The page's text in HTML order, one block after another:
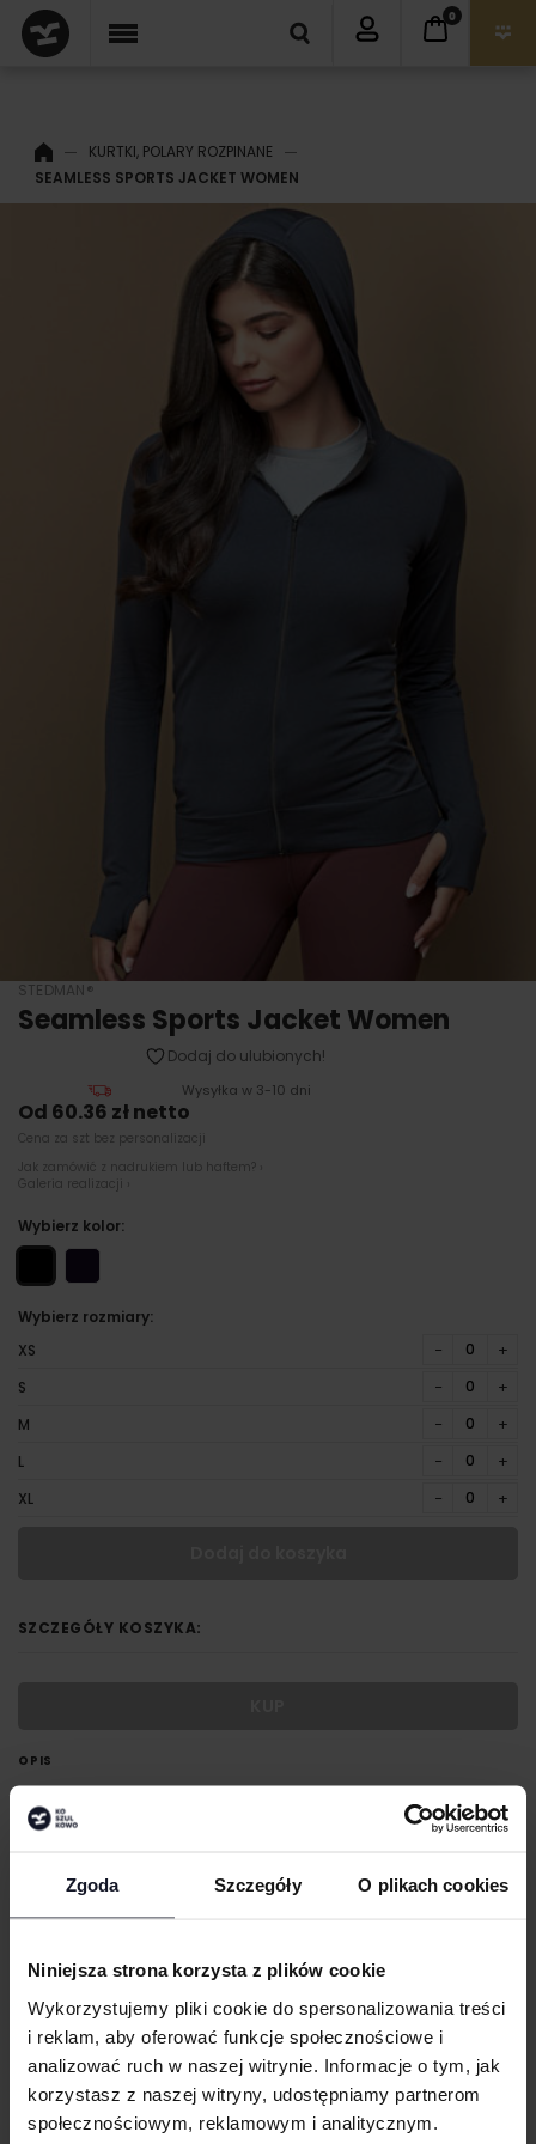
Zgoda Szczegóły O plikach cookies
Niniejsza strona korzysta z plików cookie
Wykorzystujemy pliki cookie do spersonalizowania treści
i reklam, aby oferować funkcje społecznościowe i
analizować ruch w naszej witrynie. Informacje o tym, jak
korzystasz z naszej witryny, udostępniamy partnerom
społecznościowym, reklamowym i analitycznym.
0
KURTKI, POLARY ROZPINANE
SEAMLESS SPORTS JACKET WOMEN
OPIS
Bezszwowa kurtka sportowa
3-panelowy kaptur
Z wysokiej jakości zamkiem błyskawicznym SBS, osłoną zamka i
DOSTAWA I PŁATNOŚĆ
STEDMAN®
Seamless Sports Jacket Women
Dodaj do ulubionych!
Wysyłka w 3-10 dni
Od 60.36 zł netto
Cena za szt bez personalizacji
Jak zamówić z nadrukiem lub haftem? ›
Galeria realizacji ›
Wybierz kolor:
Wybierz rozmiary:
XS
− +
S − +
M − +
L − +
XL − +
SZCZEGÓŁY KOSZYKA: